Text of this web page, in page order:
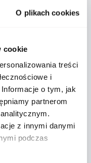
O plikach cookies
cookie
treści
i
o tym, jak
partnerom
z innymi danymi
podczas
projektantki
a także
Klimta
uważany za
secesji i